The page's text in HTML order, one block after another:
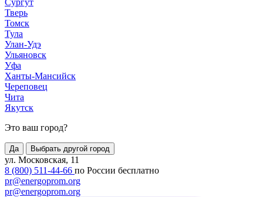
Сургут
Тверь
Томск
Тула
Улан-Удэ
Ульяновск
Уфа
Ханты-Мансийск
Череповец
Чита
Якутск
Это ваш город?
Да Выбрать другой город
ул. Московская, 11
8 (800) 511-44-66 по России бесплатно
pr@energoprom.org
pr@energoprom.org